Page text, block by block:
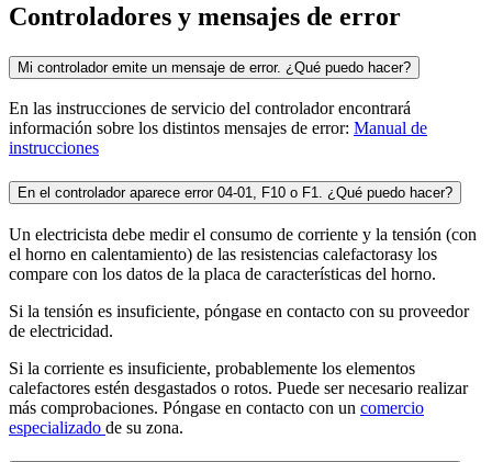
Controladores y mensajes de error
Mi controlador emite un mensaje de error. ¿Qué puedo hacer?
En las instrucciones de servicio del controlador encontrará
información sobre los distintos mensajes de error: Manual de
instrucciones
En el controlador aparece error 04-01, F10 o F1. ¿Qué puedo hacer?
Un electricista debe medir el consumo de corriente y la tensión (con
el horno en calentamiento) de las resistencias calefactorasy los
compare con los datos de la placa de características del horno.
Si la tensión es insuficiente, póngase en contacto con su proveedor
de electricidad.
Si la corriente es insuficiente, probablemente los elementos
calefactores estén desgastados o rotos. Puede ser necesario realizar
más comprobaciones. Póngase en contacto con un comercio
especializado de su zona.